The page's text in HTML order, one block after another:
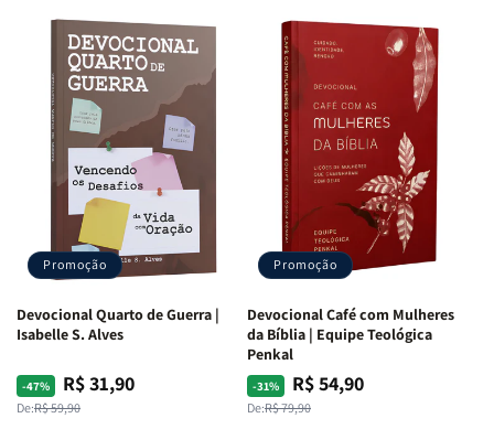
Promoção
Devocional Quarto de Guerra |
Isabelle S. Alves
-47%
Preço
normal
De:R$ 59,90
Preço
promocional
R$ 31,90
Promoção
Devocional Café com Mulheres
da Bíblia | Equipe Teológica
Penkal
-31%
Preço
normal
De:R$ 79,90
Preço
promocional
R$ 54,90